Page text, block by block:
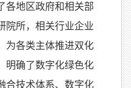
各地区政府和相关部
院所，相关行业企业
为各类主体推进双化
明确了数字化绿色化
合技术体系、数字化